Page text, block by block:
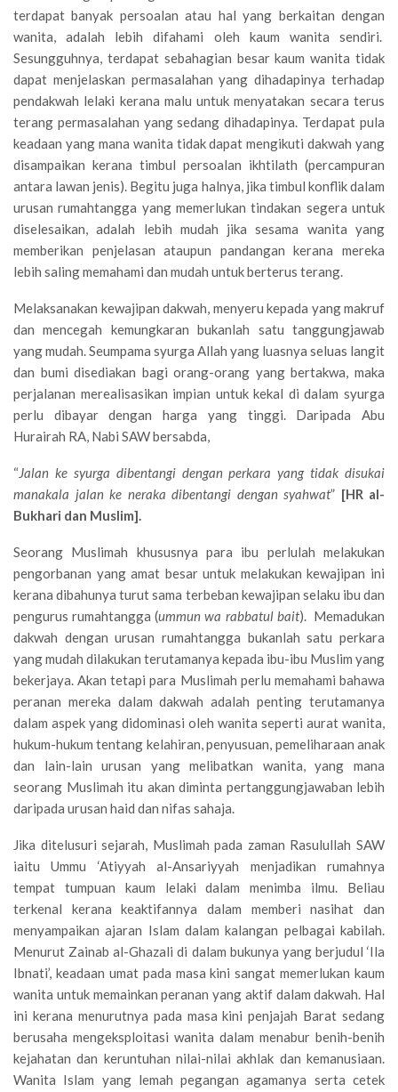
terdapat banyak persoalan atau hal yang berkaitan dengan
wanita, adalah lebih difahami oleh kaum wanita sendiri.
Sesungguhnya, terdapat sebahagian besar kaum wanita tidak
dapat menjelaskan permasalahan yang dihadapinya terhadap
pendakwah lelaki kerana malu untuk menyatakan secara terus
terang permasalahan yang sedang dihadapinya. Terdapat pula
keadaan yang mana wanita tidak dapat mengikuti dakwah yang
disampaikan kerana timbul persoalan ikhtilath (percampuran
antara lawan jenis). Begitu juga halnya, jika timbul konflik dalam
urusan rumahtangga yang memerlukan tindakan segera untuk
diselesaikan, adalah lebih mudah jika sesama wanita yang
memberikan penjelasan ataupun pandangan kerana mereka
lebih saling memahami dan mudah untuk berterus terang.
Melaksanakan kewajipan dakwah, menyeru kepada yang makruf
dan mencegah kemungkaran bukanlah satu tanggungjawab
yang mudah. Seumpama syurga Allah yang luasnya seluas langit
dan bumi disediakan bagi orang-orang yang bertakwa, maka
perjalanan merealisasikan impian untuk kekal di dalam syurga
perlu dibayar dengan harga yang tinggi. Daripada Abu
Hurairah RA, Nabi SAW bersabda,
“Jalan ke syurga dibentangi dengan perkara yang tidak disukai
manakala jalan ke neraka dibentangi dengan syahwat” [HR al-
Bukhari dan Muslim].
Seorang Muslimah khususnya para ibu perlulah melakukan
pengorbanan yang amat besar untuk melakukan kewajipan ini
kerana dibahunya turut sama terbeban kewajipan selaku ibu dan
pengurus rumahtangga (ummun wa rabbatul bait). Memadukan
dakwah dengan urusan rumahtangga bukanlah satu perkara
yang mudah dilakukan terutamanya kepada ibu-ibu Muslim yang
bekerjaya. Akan tetapi para Muslimah perlu memahami bahawa
peranan mereka dalam dakwah adalah penting terutamanya
dalam aspek yang didominasi oleh wanita seperti aurat wanita,
hukum-hukum tentang kelahiran, penyusuan, pemeliharaan anak
dan lain-lain urusan yang melibatkan wanita, yang mana
seorang Muslimah itu akan diminta pertanggungjawaban lebih
daripada urusan haid dan nifas sahaja.
Jika ditelusuri sejarah, Muslimah pada zaman Rasulullah SAW
iaitu Ummu ‘Atiyyah al-Ansariyyah menjadikan rumahnya
tempat tumpuan kaum lelaki dalam menimba ilmu. Beliau
terkenal kerana keaktifannya dalam memberi nasihat dan
menyampaikan ajaran Islam dalam kalangan pelbagai kabilah.
Menurut Zainab al-Ghazali di dalam bukunya yang berjudul ‘Ila
Ibnati’, keadaan umat pada masa kini sangat memerlukan kaum
wanita untuk memainkan peranan yang aktif dalam dakwah. Hal
ini kerana menurutnya pada masa kini penjajah Barat sedang
berusaha mengeksploitasi wanita dalam menabur benih-benih
kejahatan dan keruntuhan nilai-nilai akhlak dan kemanusiaan.
Wanita Islam yang lemah pegangan agamanya serta cetek